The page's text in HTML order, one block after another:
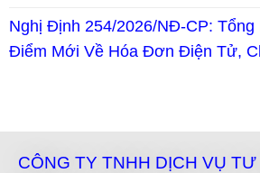
Nghị Định 254/2026/NĐ-CP: Tổng
Điểm Mới Về Hóa Đơn Điện Tử,
CÔNG TY TNHH DỊCH VỤ